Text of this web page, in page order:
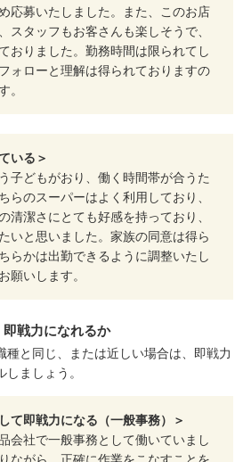
応募いたしました。また、このお店
スタッフもお客さんも楽しそうで、
おりました。勤務時間は限られてし
ォローと理解は得られておりますの
。
いる＞
子どもがおり、働く時間帯が合うた
らのスーパーはよく利用しており、
清潔さにとても好感を持っており、
いと思いました。家族の同意は得ら
らかは出勤できるように調整いたし
願いします。
戦力になれるか
種と同じ、または近しい場合は、即戦力
ましょう。
て即戦力になる（一般事務）＞
会社で一般事務として働いていまし
ながら、正確に作業をこなすことを